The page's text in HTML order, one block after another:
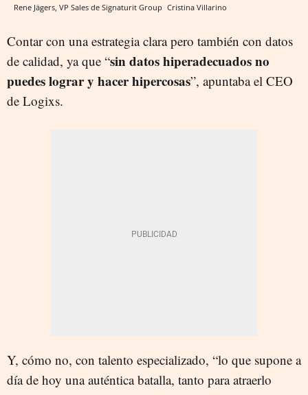
Rene Jägers, VP Sales de Signaturit Group Cristina Villarino
Contar con una estrategia clara pero también con datos
de calidad, ya que “sin datos hiperadecuados no
puedes lograr y hacer hipercosas”, apuntaba el CEO
de Logixs.
Y, cómo no, con talento especializado, “lo que supone a
día de hoy una auténtica batalla, tanto para atraerlo